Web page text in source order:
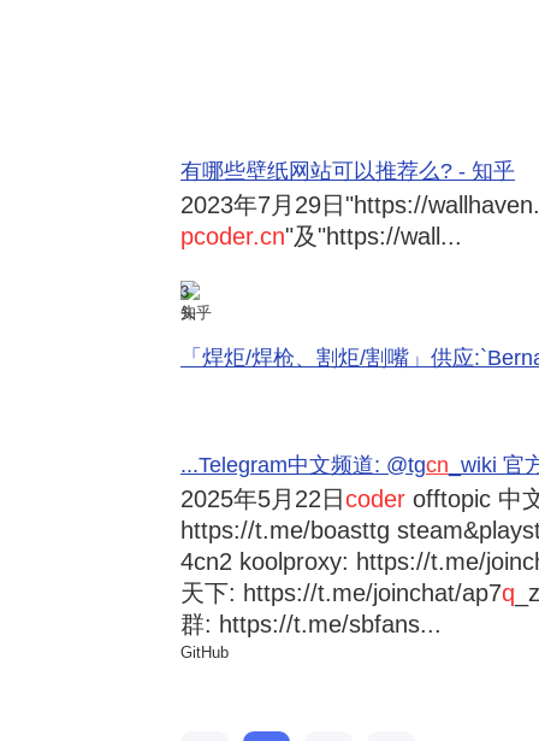
有哪些壁纸网站可以推荐么? - 知乎
2023年7月29日 "https://
pcoder.cn"及"https://wall...
3
知乎
「焊炬/焊枪、割炬/割嘴」供应
...Telegram中文频道: @tgcn _wiki
2025年5月22日coder offtopic 中
https://t.me/boasttg
4cn2 koolproxy: https://t.me/
天下: https://t.me/joinchat/ap7q
群: https://t.me/sbfans...
GitHub